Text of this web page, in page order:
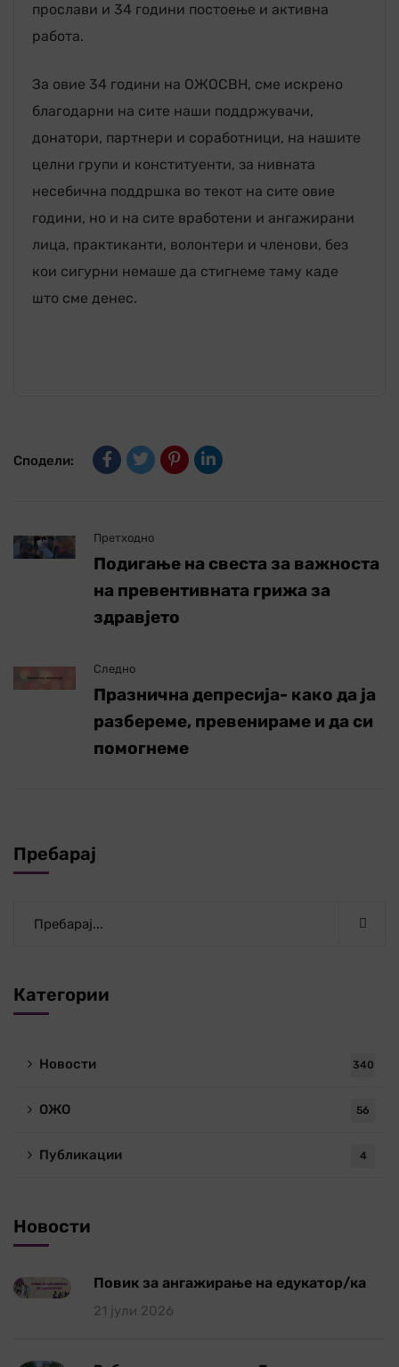
прослави и 34 години постоење и активна
работа.
За овие 34 години на ОЖОСВН, сме искрено
благодарни на сите наши поддржувачи,
донатори, партнери и соработници, на нашите
целни групи и конституенти, за нивната
несебична поддршка во текот на сите овие
години, но и на сите вработени и ангажирани
лица, практиканти, волонтери и членови, без
кои сигурни немаше да стигнеме таму каде
што сме денес.
Сподели:
Претходно
Подигање на свеста за важноста
на превентивната грижа за
здравјето
Следно
Празнична депресија- како да ја
разбереме, превенираме и да си
помогнеме
Пребарај
Категории
Новости 340
ОЖО 56
Публикации 4
Новости
Повик за ангажирање на едукатор/ка
21 јули 2026